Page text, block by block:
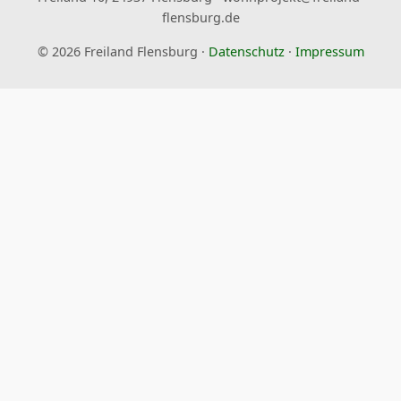
flensburg.de
© 2026 Freiland Flensburg · Datenschutz· Impressum